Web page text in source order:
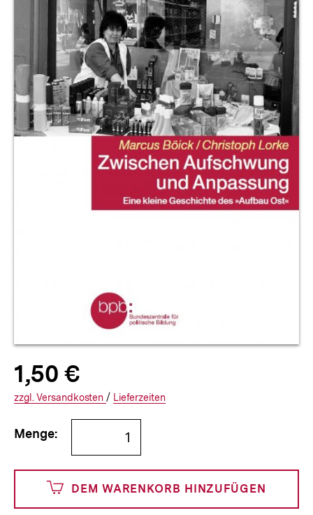
Allgemeine
Informationen
Produktpreis:
1,50 €1
€
150
Cents
zuzüglich
Versandkosten
Interner
Informationen
den
zzgl. zuzüglichen
Versandkosten / Interner
Informationen
Lieferzeiten
Bestellmenge
angeben
Menge:
DEM WARENKORB HINZUFÜGEN